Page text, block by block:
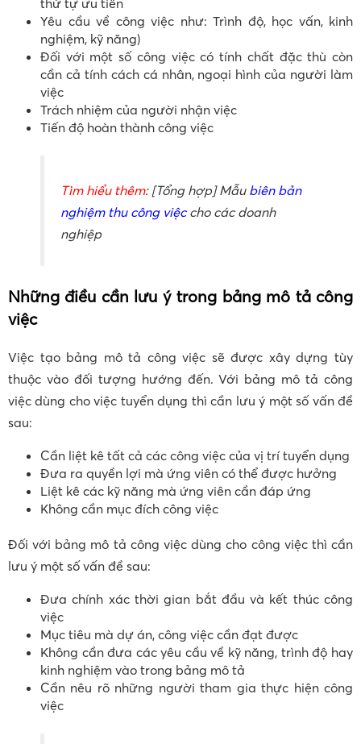
Yêu cầu về công việc như: Trình độ, học vấn, kinh
nghiệm, kỹ năng)
Đối với một số công việc có tính chất đặc thù còn
cần cả tính cách cá nhân, ngoại hình của người làm
việc
Trách nhiệm của người nhận việc
Tiến độ hoàn thành công việc
Tìm hiểu thêm: [Tổng hợp] Mẫu biên bản
nghiệm thu công việccho các doanh
nghiệp
Những điều cần lưu ý trong bảng mô tả công
việc
Việc tạo bảng mô tả công việc sẽ được xây dựng tùy
thuộc vào đối tượng hướng đến. Với bảng mô tả công
việc dùng cho việc tuyển dụng thì cần lưu ý một số vấn đề
sau:
Cần liệt kê tất cả các công việc của vị trí tuyển dụng
Đưa ra quyền lợi mà ứng viên có thể được hưởng
Liệt kê các kỹ năng mà ứng viên cần đáp ứng
Không cần mục đích công việc
Đối với bảng mô tả công việc dùng cho công việc thì cần
lưu ý một số vấn đề sau:
Đưa chính xác thời gian bắt đầu và kết thúc công
việc
Mục tiêu mà dự án, công việc cần đạt được
Không cần đưa các yêu cầu về kỹ năng, trình độ hay
kinh nghiệm vào trong bảng mô tả
Cần nêu rõ những người tham gia thực hiện công
việc